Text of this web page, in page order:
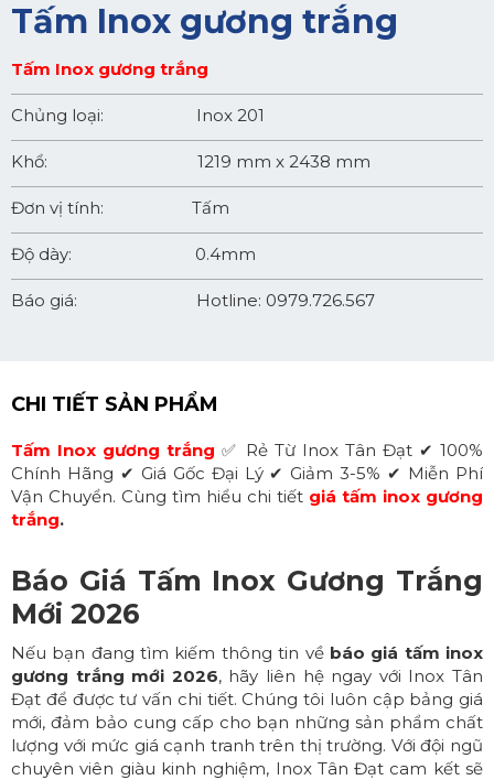
Tấm Inox gương trắng
Tấm Inox gương trắng
Chủng loại: Inox 201
Khổ: 1219 mm x 2438 mm
Đơn vị tính: Tấm
Độ dày: 0.4mm
Báo giá: Hotline: 0979.726.567
CHI TIẾT SẢN PHẨM
Tấm Inox gương trắng ✅ Rẻ Từ Inox Tân Đạt ✔ 100%
Chính Hãng ✔ Giá Gốc Đại Lý ✔ Giảm 3-5% ✔ Miễn Phí
Vận Chuyển. Cùng tìm hiểu chi tiết giá tấm inox gương
trắng.
Báo Giá Tấm Inox Gương Trắng
Mới 2026
Nếu bạn đang tìm kiếm thông tin về báo giá tấm inox
gương trắng mới 2026, hãy liên hệ ngay với Inox Tân
Đạt để được tư vấn chi tiết. Chúng tôi luôn cập bảng giá
mới, đảm bảo cung cấp cho bạn những sản phẩm chất
lượng với mức giá cạnh tranh trên thị trường. Với đội ngũ
chuyên viên giàu kinh nghiệm, Inox Tân Đạt cam kết sẽ